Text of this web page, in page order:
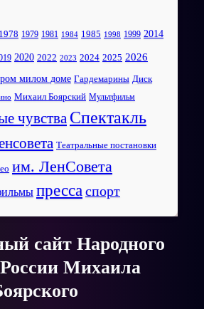
1978 1979 1981 1984 1985 1998 1999 2014
2020 2022 2023 2024 2025 2026
милом доме Гардемарины Диск
Михаил Боярский Мультфильм
чувства Спектакль
Театральные постановки
им. ЛенСовета
прессаспорт
сайт Народного
Михаила